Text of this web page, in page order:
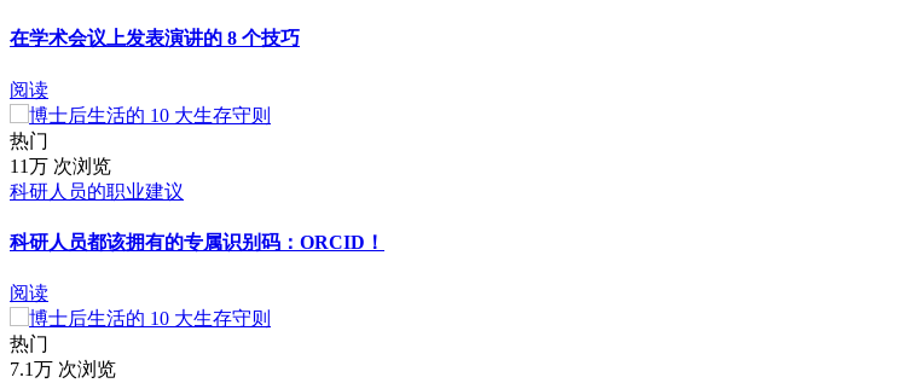
在学术会议上发表演讲的 8 个技巧
阅读
热门
11万 次浏览
科研人员的职业建议
科研人员都该拥有的专属识别码：ORCID！
阅读
热门
7.1万 次浏览